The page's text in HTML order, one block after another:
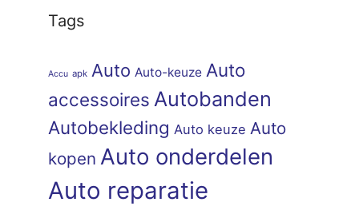
Tags
Accu apk Auto Auto-keuze Auto
accessoires Autobanden
Autobekleding Auto keuze Auto
kopen Auto onderdelen
Auto reparatie